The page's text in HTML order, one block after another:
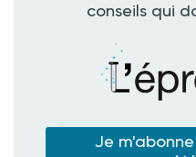
conseils qui
Je